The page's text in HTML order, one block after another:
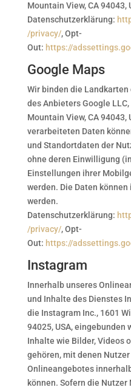
Mountain View, CA 94043,
Datenschutzerklärung:
/privacy/, Opt-
Out: https://
Google Maps
Wir binden die Landkarten
des Anbieters Google
Mountain View, CA 94043,
verarbeiteten Daten
und Standortdaten der
ohne deren Einwilligung
Einstellungen ihrer
werden. Die Daten
werden.
Datenschutzerklärung:
/privacy/, Opt-
Out: https://
Instagram
Innerhalb unseres
und Inhalte des Dienstes
die Instagram Inc., 1601
94025, USA, eingebunden
Inhalte wie Bilder, Videos
gehören, mit denen
Onlineangebotes
können. Sofern die